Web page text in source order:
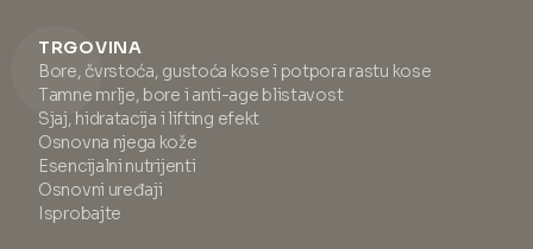
TRGOVINA
Bore, čvrstoća, gustoća kose i potpora rastu kose
Tamne mrlje, bore i anti-age blistavost
Sjaj, hidratacija i lifting efekt
Osnovna njega kože
Esencijalni nutrijenti
Osnovni uređaji
Isprobajte